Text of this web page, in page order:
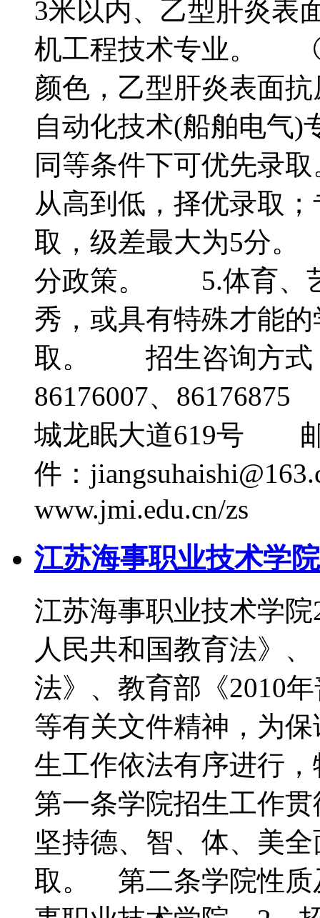
3米以内、乙型肝炎表
机工程技术专业。 ③
颜色，乙型肝炎表面
自动化技术(船舶电
同等条件下可优先录
从高到低，择优录取
取，级差最大为5分
分政策。 5.体育、
秀，或具有特殊才能
取。 招生咨询方
86176007、
城龙眠大道619号
件：
www.jmi.edu.cn/zs
江苏海事职业技术学
江苏海事职业技术学
人民共和国教育法》
法》、教育部《2010
等有关文件精神，为
生工作依法有序进行
第一条学院招生工作
坚持德、智、体、美
取。 第二条学院性